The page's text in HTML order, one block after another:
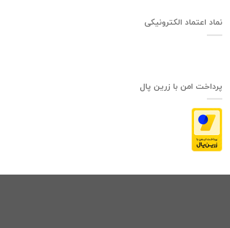
نماد اعتماد الکترونیکی
پرداخت امن با زرین پال